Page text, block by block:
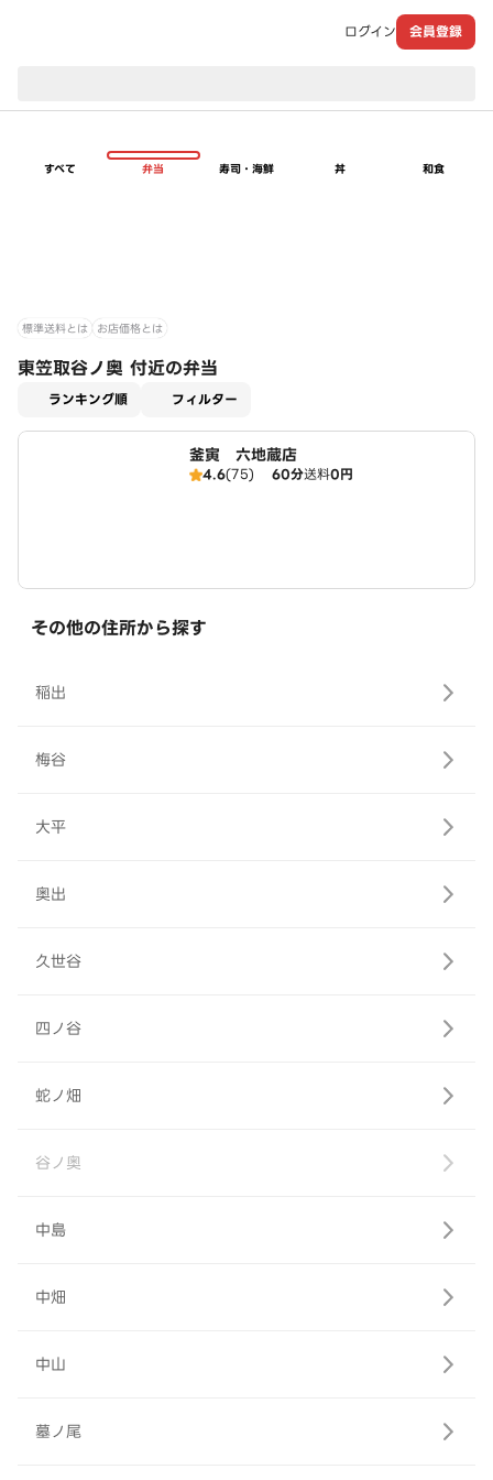
ログイン 会員登録
すべて 弁当 寿司・海鮮 丼 和食
標準送料とは お店価格とは
東笠取谷ノ奥 付近の弁当
ランキング順 フィルター
釜寅 六地蔵店
4.6(75) 60分送料0円
その他の住所から探す
稲出
梅谷
大平
奥出
久世谷
四ノ谷
蛇ノ畑
谷ノ奥
中島
中畑
中山
墓ノ尾